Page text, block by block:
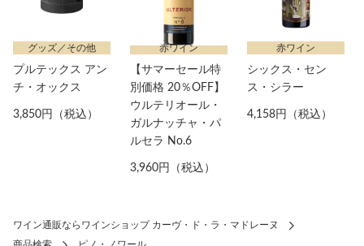
グッズ／その他
プルテックス アン
チ・オックス
3,850円（税込）
赤ワイン
【サマーセール特
別価格 20％OFF】
ウルテリオール・
ガルナッチャ・パ
ルセラ No.6
3,960円（税込）
赤ワイン
シックス・セン
ス・シラー
4,158円（税込）
ワイン通販ならワインショップ カーヴ・ド・ラ・マドレーヌ